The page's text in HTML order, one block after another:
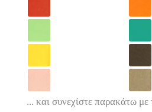
... και συνεχίστε παρακάτω με